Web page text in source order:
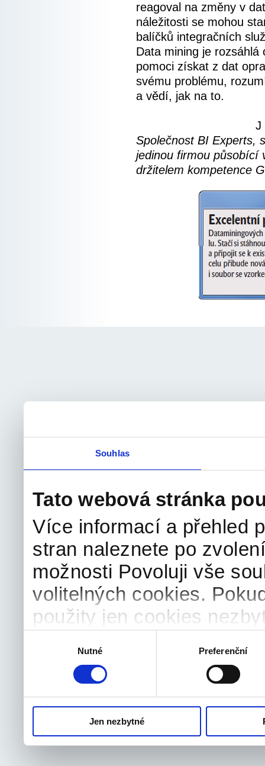
Souhlas
Tato webová stránka
Více informací a přehled
stran naleznete po
možnosti Povoluji vše
volitelných cookies.
použity jen cookies
odvolat.
Nutné Preferenční
Jen nezbytné
reagoval na změny v
náležitosti se mohou
balíčků integračních
Data mining je
pomoci získat z dat
svému problému,
a vědí, jak na to.
J
Společnost BI Experts,
jedinou firmou působící
držitelem kompetence